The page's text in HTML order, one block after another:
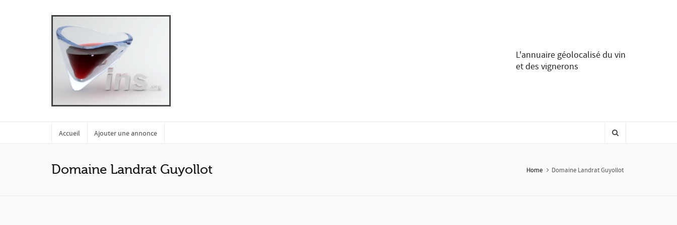
L'annuaire géolocalisé du vin
et des vignerons
Accueil Ajouter une annonce
Domaine Landrat Guyollot Home Domaine Landrat Guyollot